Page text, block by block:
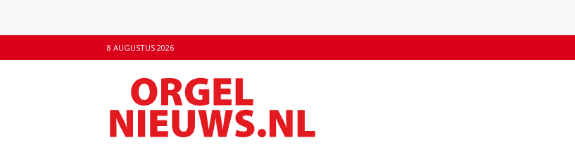
8 AUGUSTUS 2026